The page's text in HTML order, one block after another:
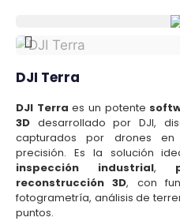
DJI Terra
DJI Terra es un potente
3D desarrollado por DJI,
capturados por drones
precisión. Es la solución
inspección industrial,
reconstrucción 3D, con
fotogrametría, análisis de
puntos.